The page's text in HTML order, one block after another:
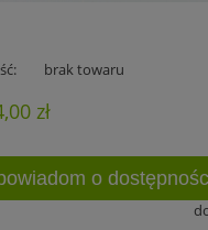
brak towaru
zł
o